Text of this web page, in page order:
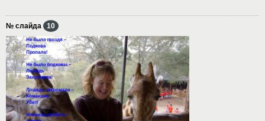
№ слайда 10